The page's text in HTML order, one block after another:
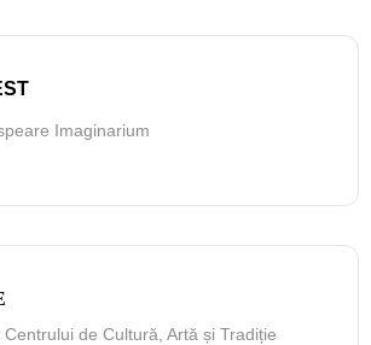
Imaginarium
de Cultură, Artă și Tradiție